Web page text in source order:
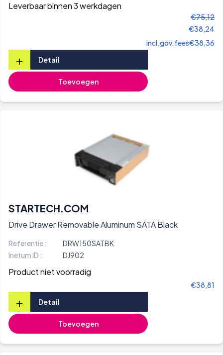
Leverbaar binnen 3 werkdagen
€75,12
€38,24
incl.gov.fees€38,36
+ Detail
Toevoegen
STARTECH.COM
Drive Drawer Removable Aluminum SATA Black
Referentie :
DRW150SATBK
Inetum ID :
DJ902
Product niet voorradig
€38,81
+ Detail
Toevoegen